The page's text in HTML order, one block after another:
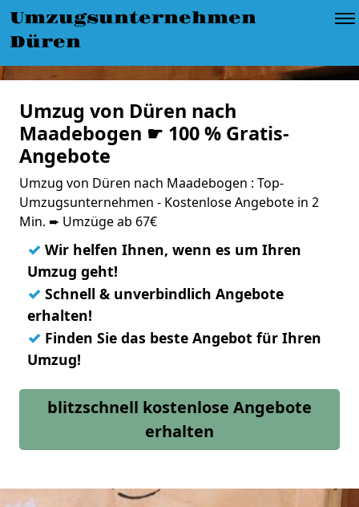
Umzugsunternehmen
Düren
Umzug von Düren nach
Maadebogen ☛ 100 % Gratis-
Angebote
Umzug von Düren nach Maadebogen : Top-
Umzugsunternehmen - Kostenlose Angebote in 2
Min. ➨ Umzüge ab 67€
✓ Wir helfen Ihnen, wenn es um Ihren
Umzug geht!
✓ Schnell & unverbindlich Angebote
erhalten!
✓ Finden Sie das beste Angebot für Ihren
Umzug!
blitzschnell kostenlose Angebote
erhalten